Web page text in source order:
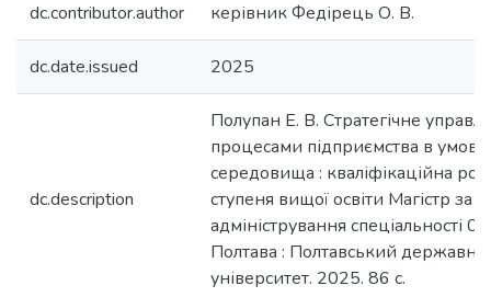
dc.contributor.author керівник Федірець О. В.
dc.date.issued 2025
dc.description
Полупан Е. В. Стратегічне
процесами підприємства в
середовища : кваліфікаційна
ступеня вищої освіти Магістр за
адміністрування спеціальності
Полтава : Полтавський
університет. 2025. 86 с.